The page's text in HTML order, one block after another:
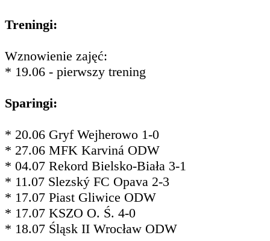
Treningi:
Wznowienie zajęć:
* 19.06 - pierwszy trening
Sparingi:
* 20.06 Gryf Wejherowo 1-0
* 27.06 MFK Karviná ODW
* 04.07 Rekord Bielsko-Biała 3-1
* 11.07 Slezský FC Opava 2-3
* 17.07 Piast Gliwice ODW
* 17.07 KSZO O. Ś. 4-0
* 18.07 Śląsk II Wrocław ODW